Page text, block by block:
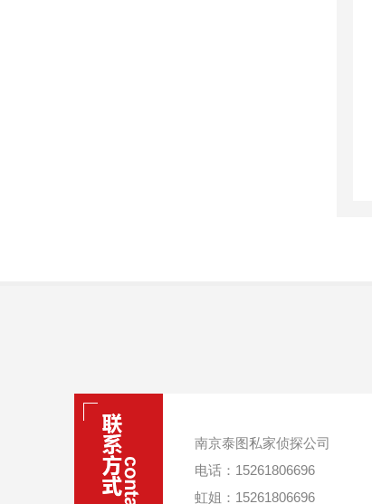
南京泰图私家侦探公司
电话：15261806696
虹姐：15261806696